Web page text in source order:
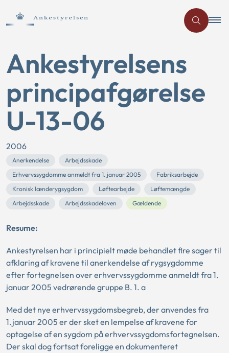
Ankestyrelsens
principafgørelse
U-13-06
2006
Anerkendelse
Arbejdsskade
Erhvervssygdomme anmeldt fra 1. januar 2005
Fabriksarbejde
Kronisk lænderygsygdom
Løftearbejde
Løftemængde
Arbejdsskade
Arbejdsskadeloven Gældende
Resume:
Ankestyrelsen har i principielt møde behandlet fire sager til
afklaring af kravene til anerkendelse af rygsygdomme
efter fortegnelsen over erhvervssygdomme anmeldt fra 1.
januar 2005 vedrørende gruppe B. 1. a
Med det nye erhvervssygdomsbegreb, der anvendes fra
1.januar 2005 er der sket en lempelse af kravene for
optagelse af en sygdom på erhvervssygdomsfortegnelsen.
Der skal dog fortsat foreligge en dokumenteret